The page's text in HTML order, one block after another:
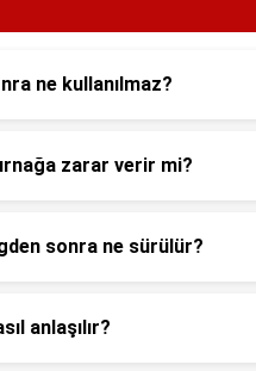
ne kullanılmaz?
zarar verir mi?
sonra ne sürülür?
anlaşılır?